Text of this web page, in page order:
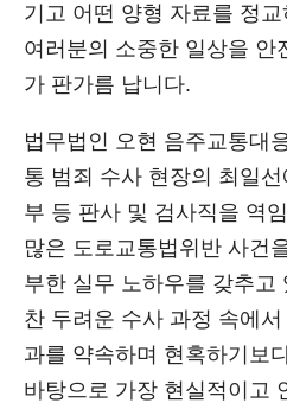
기고 어떤 양형 자료를 정
여러분의 소중한 일상을 안
가 판가름 납니다.
법무법인 오현 음주교통대
통 범죄 수사 현장의 최일
부 등 판사 및 검사직을 역
많은 도로교통법위반 사건
부한 실무 노하우를 갖추고
찬 두려운 수사 과정 속에
과를 약속하며 현혹하기보
바탕으로 가장 현실적이고